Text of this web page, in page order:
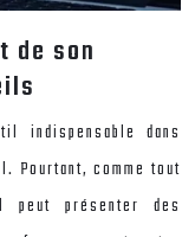
de son
indispensable dans
Pourtant, comme tout
peut présenter des